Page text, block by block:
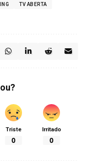
TV ABERTA
Triste
0
Irritado
0